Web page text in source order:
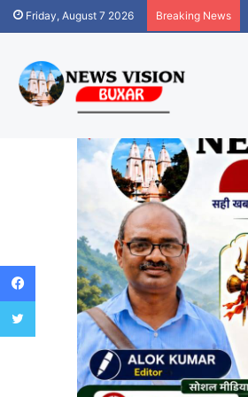
Friday, August 7 2026 Breaking News
Facebook